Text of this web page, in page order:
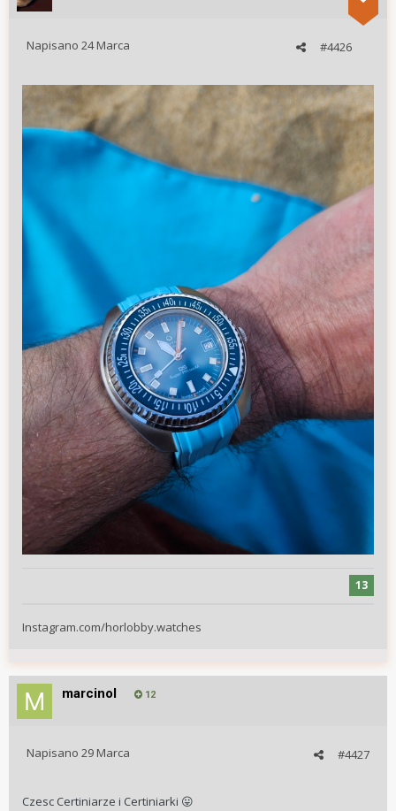
#4426
Napisano 24 Marca
13
Instagram.com/horlobby.watches
marcinol 12
#4427
Napisano 29 Marca
Czesc Certiniarze i Certiniarki 😛